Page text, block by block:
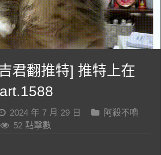
君翻推特] 推特上在
2024 年 7 月 29 日
阿殺不嚕
52 點擊數